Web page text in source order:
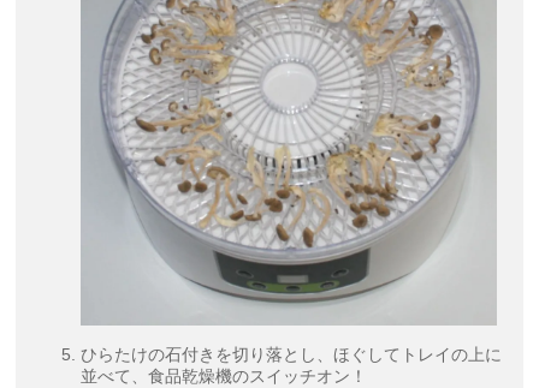
ひらたけの石付きを切り落とし、ほぐしてトレイの上に
並べて、食品乾燥機のスイッチオン！